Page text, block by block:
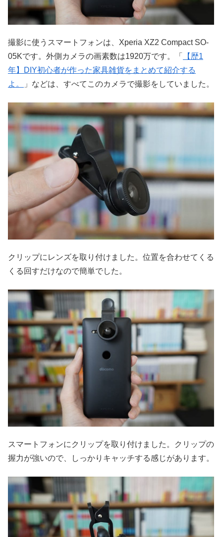
撮影に使うスマートフォンは、Xperia XZ2 Compact SO-
05Kです。外側カメラの画素数は1920万です。「
【歴1
年】DIY初心者が作った家具雑貨をまとめて紹介する
よ。
」などは、すべてこのカメラで撮影をしていました。
クリップにレンズを取り付けました。位置を合わせてくる
くる回すだけなので簡単でした。
スマートフォンにクリップを取り付けました。クリップの
握力が強いので、しっかりキャッチする感じがあります。